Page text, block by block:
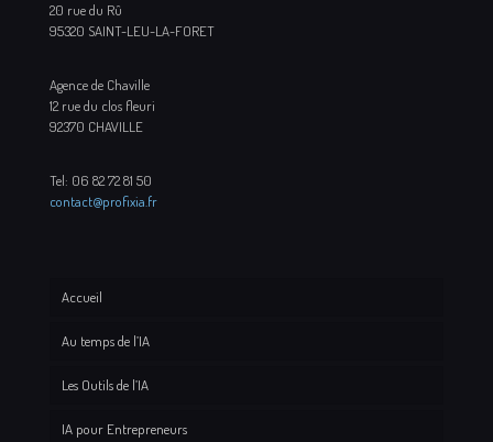
20 rue du Rû
95320 SAINT-LEU-LA-FORET
Agence de Chaville
12 rue du clos fleuri
92370 CHAVILLE
Tel: 06 82 72 81 50
contact@profixia.fr
Accueil
Au temps de l’IA
Les Outils de l’IA
IA pour Entrepreneurs